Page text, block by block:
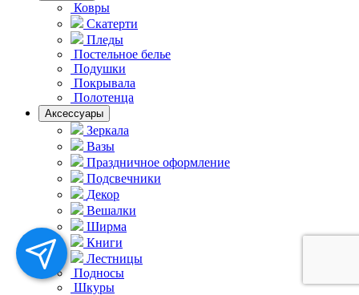
Ковры
Скатерти
Пледы
Постельное белье
Подушки
Покрывала
Полотенца
Аксессуары
Зеркала
Вазы
Праздничное оформление
Подсвечники
Декор
Вешалки
Ширма
Книги
Лестницы
Подносы
Шкуры